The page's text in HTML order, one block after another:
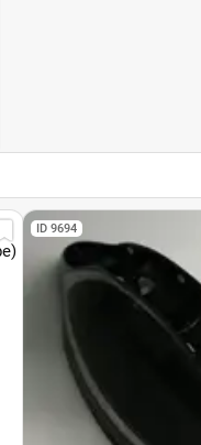
ID 9694